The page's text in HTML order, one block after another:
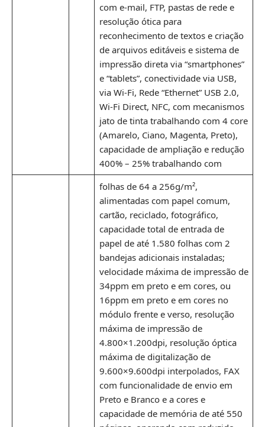
com e-mail, FTP, pastas de rede e
resolução ótica para
reconhecimento de textos e criação
de arquivos editáveis e sistema de
impressão direta via “smartphones”
e “tablets”, conectividade via USB,
via Wi-Fi, Rede “Ethernet” USB 2.0,
Wi-Fi Direct, NFC, com mecanismos
jato de tinta trabalhando com 4 core
(Amarelo, Ciano, Magenta, Preto),
capacidade de ampliação e redução
400% – 25% trabalhando com
folhas de 64 a 256g/m²,
alimentadas com papel comum,
cartão, reciclado, fotográfico,
capacidade total de entrada de
papel de até 1.580 folhas com 2
bandejas adicionais instaladas;
velocidade máxima de impressão de
34ppm em preto e em cores, ou
16ppm em preto e em cores no
módulo frente e verso, resolução
máxima de impressão de
4.800×1.200dpi, resolução óptica
máxima de digitalização de
9.600×9.600dpi interpolados, FAX
com funcionalidade de envio em
Preto e Branco e a cores e
capacidade de memória de até 550